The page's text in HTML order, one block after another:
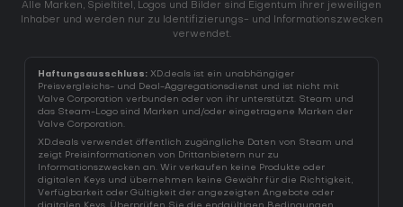
Alle Marken, Spieltitel, Logos und Bilder sind Eigentum ihrer jeweiligen
Inhaber und werden nur zu Identifizierungs- und Informationszwecken
verwendet.
Haftungsausschluss: XD.deals ist ein unabhängiger
Preisvergleichs- und Deal-Aggregationsdienst und ist nicht mit
Valve Corporation verbunden oder von ihr unterstützt. Steam und
das Steam-Logo sind Marken und/oder eingetragene Marken der
Valve Corporation.
XD.deals verwendet öffentlich zugängliche Daten von Steam und
zeigt Preisinformationen von Drittanbietern nur zu
Informationszwecken an. Wir verkaufen keine Produkte oder
digitalen Keys und übernehmen keine Gewähr für die Richtigkeit,
Verfügbarkeit oder Gültigkeit der angezeigten Angebote oder